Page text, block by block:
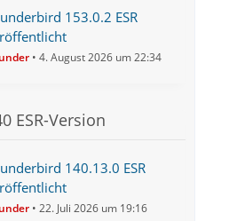
153.0.2 ESR
4. August 2026 um 22:34
ESR-Version
140.13.0 ESR
22. Juli 2026 um 19:16